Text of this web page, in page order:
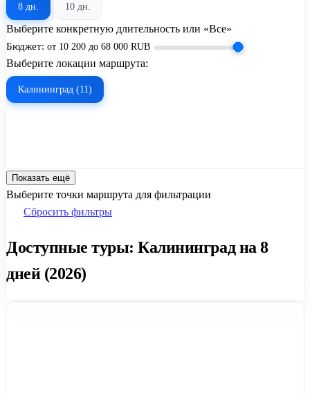
8 дн. 10 дн.
Выберите конкретную длительность или «Все»
Бюджет: от 10 200 до 68 000 RUB
Выберите локации маршрута:
Калининград (11)
Показать ещё
Выберите точки маршрута для фильтрации
Сбросить фильтры
Доступные туры: Калининград на 8
дней (2026)